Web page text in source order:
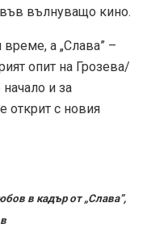
вълнуващо кино.
а „Слава” –
опит на Грозева/
и за
открит с новия
в кадър от „Слава”,